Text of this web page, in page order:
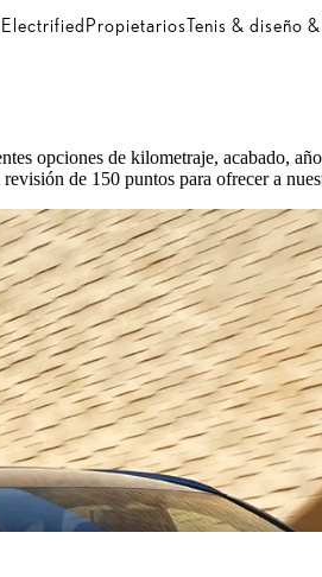
ElectrifiedPropietariosTenis & diseño
opciones de kilometraje, acabado,
de 150 puntos para ofrecer a